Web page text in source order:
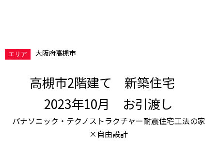
エリア 大阪府高槻市
高槻市2階建て 新築住宅
2023年10月 お引渡し
パナソニック・ テクノストラクチャー耐震住宅工法の家
×自由設計